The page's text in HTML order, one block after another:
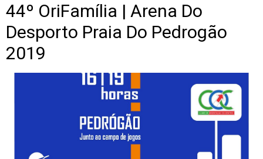
44º OriFamília | Arena Do
Desporto Praia Do Pedrogão
2019